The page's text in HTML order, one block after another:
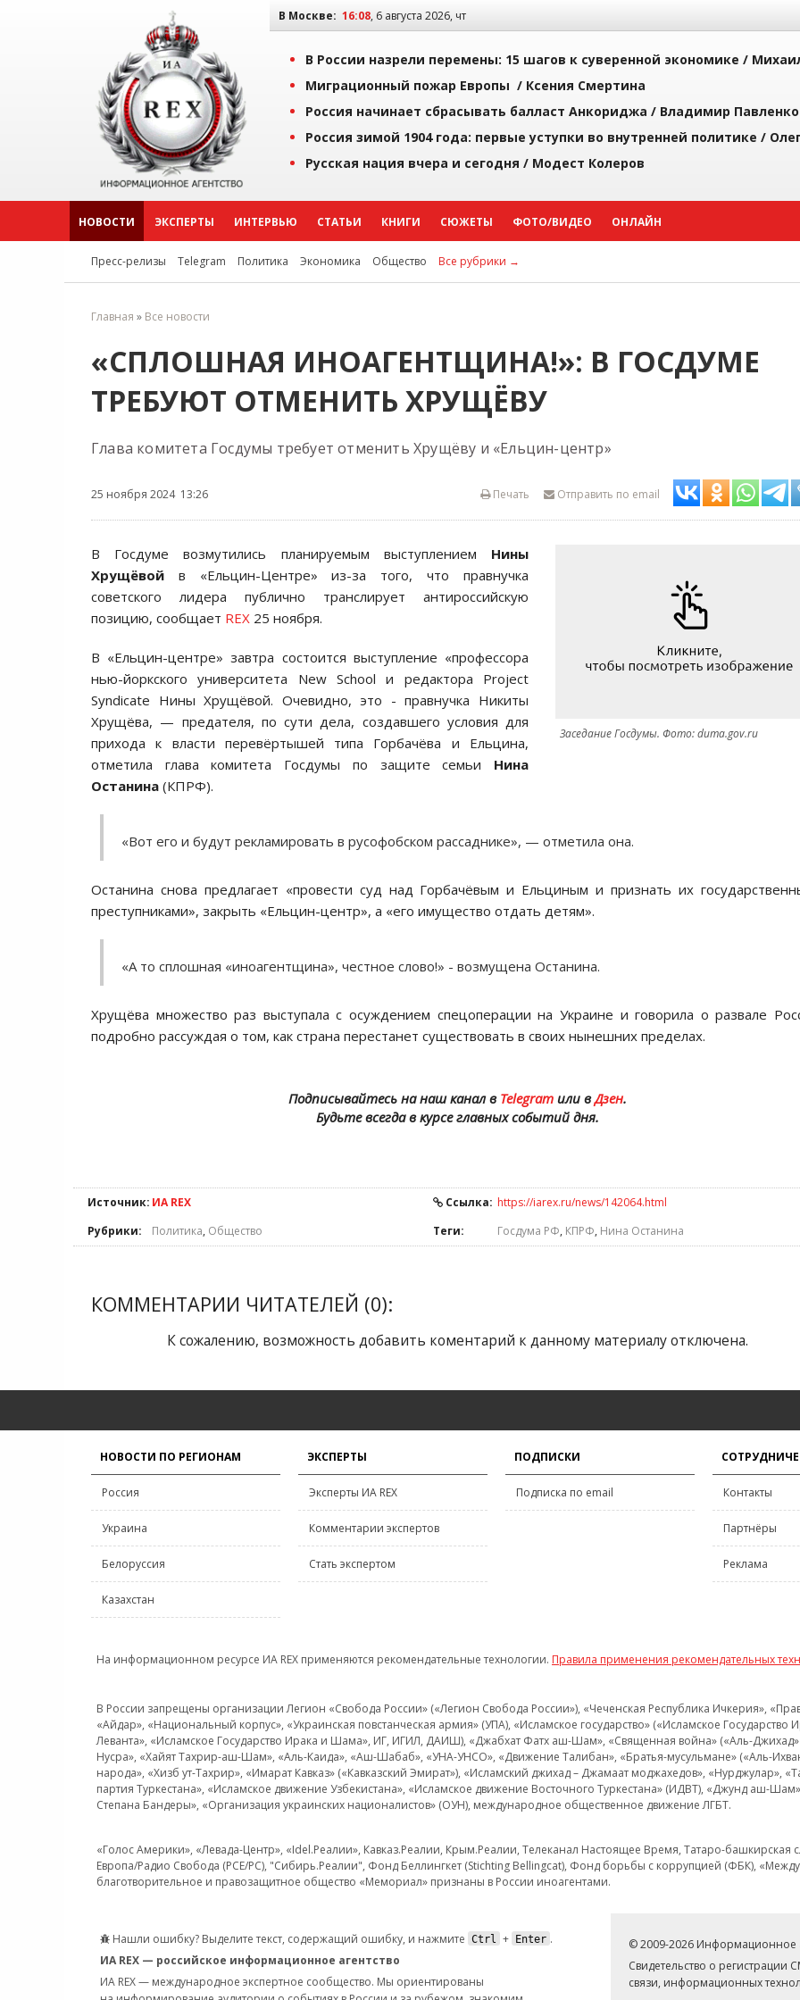
В Москве: 16:08, 6 августа 2026, чт
В России назрели перемены: 15 шагов к суверенной экономике /
Миграционный пожар Европы / Ксения Смертина
Россия начинает сбрасывать балласт Анкориджа / Владимир Павленко
Россия зимой 1904 года: первые уступки во внутренней политике /
Русская нация вчера и сегодня / Модест Колеров
НОВОСТИ ЭКСПЕРТЫ ИНТЕРВЬЮ СТАТЬИ КНИГИ СЮЖЕТЫ ФОТО/ВИДЕО ОНЛАЙН
Пресс-релизы Telegram Политика Экономика Общество Все рубрики →
Главная » Все новости
«СПЛОШНАЯ ИНОАГЕНТЩИНА!»: В ГОСДУМЕ
ТРЕБУЮТ ОТМЕНИТЬ ХРУЩЁВУ
Глава комитета Госдумы требует отменить Хрущёву и «Ельцин-центр»
25 ноября 2024 13:26 Отправить по email
Печать
Заседание Госдумы. Фото: duma.gov.ru
В Госдуме возмутились планируемым выступлением Нины
Хрущёвой в «Ельцин-Центре» из-за того, что правнучка
советского лидера публично транслирует антироссийскую
позицию, сообщает REX 25 ноября.
В «Ельцин-центре» завтра состоится выступление «профессора
нью-йоркского университета New School и редактора Project
Syndicate Нины Хрущёвой. Очевидно, это - правнучка Никиты
Хрущёва, — предателя, по сути дела, создавшего условия для
прихода к власти перевёртышей типа Горбачёва и Ельцина,
отметила глава комитета Госдумы по защите семьи Нина
Останина (КПРФ).
«Вот его и будут рекламировать в русофобском рассаднике», — отметила она.
Останина снова предлагает «провести суд над Горбачёвым и Ельциным и признать их
преступниками», закрыть «Ельцин-центр», а «его имущество отдать детям».
«А то сплошная «иноагентщина», честное слово!» - возмущена Останина.
Хрущёва множество раз выступала с осуждением спецоперации на Украине и говорила о развале
подробно рассуждая о том, как страна перестанет существовать в своих нынешних пределах.
Подписывайтесь на наш канал в Telegramили вДзен.
Будьте всегда в курсе главных событий дня.
Источник: ИА REX Ссылка: https://iarex.ru/news/142064.html
Рубрики:
Политика, Общество Теги: Госдума РФ, КПРФ, Нина Останина
КОММЕНТАРИИ ЧИТАТЕЛЕЙ (0):
К сожалению, возможность добавить коментарий к данному материалу отключена.
НОВОСТИ ПО РЕГИОНАМ
Россия
Украина
Белоруссия
Казахстан
ЭКСПЕРТЫ
Эксперты ИА REX
Комментарии экспертов
Стать экспертом
ПОДПИСКИ
Подписка по email Контакты
Партнёры
Реклама
На информационном ресурсе ИА REX применяются рекомендательные технологии. Правила применения рекомендательных
В России запрещены организации Легион «Свобода России» («Легион Свобода России»), «Чеченская Республика Ичкерия»,
«Айдар», «Национальный корпус», «Украинская повстанческая армия» (УПА), «Исламское государство» («Исламское
Леванта», «Исламское Государство Ирака и Шама», ИГ, ИГИЛ, ДАИШ), «Джабхат Фатх аш-Шам», «Священная война» («Аль-Джихад»
Нусра», «Хайят Тахрир-аш-Шам», «Аль-Каида», «Аш-Шабаб», «УНА-УНСО», «Движение Талибан», «Братья-мусульмане» («Аль-
народа», «Хизб ут-Тахрир», «Имарат Кавказ» («Кавказский Эмират»), «Исламский джихад – Джамаат моджахедов», «Нурджулар»,
партия Туркестана», «Исламское движение Узбекистана», «Исламское движение Восточного Туркестана» (ИДВТ), «Джунд аш-
Степана Бандеры», «Организация украинских националистов» (ОУН), международное общественное движение ЛГБТ.
«Голос Америки», «Левада-Центр», «Idel.Реалии», Кавказ.Реалии, Крым.Реалии, Телеканал Настоящее Время, Татаро-
Европа/Радио Свобода (PCE/PC), "Сибирь.Реалии", Фонд Беллингкет (Stichting Bellingcat), Фонд борьбы с коррупцией (ФБК),
благотворительное и правозащитное общество «Мемориал» признаны в России иноагентами.
Нашли ошибку? Выделите текст, содержащий ошибку, и нажмите Ctrl + Enter .
ИА REX — российское информационное агентство
ИА REX — международное экспертное сообщество. Мы ориентированы
© 2009-2026 Информационное
Свидетельство о
связи, информационных